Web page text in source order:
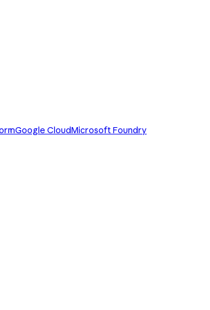
Google CloudMicrosoft Foundry